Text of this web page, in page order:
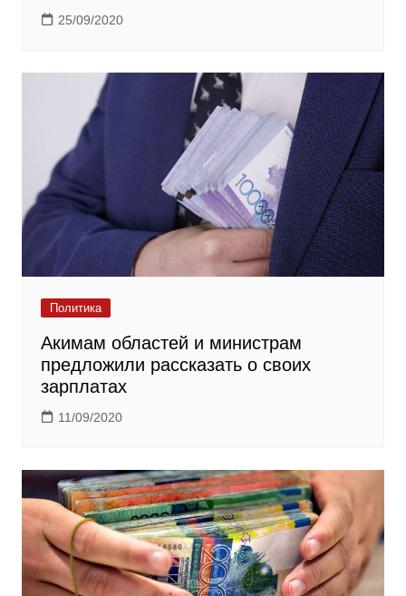
25/09/2020
Политика
Акимам областей и министрам
предложили рассказать о своих
зарплатах
11/09/2020